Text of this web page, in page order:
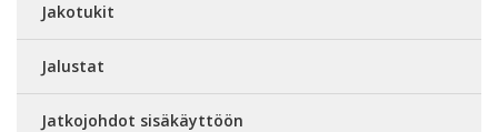
Jakotukit
Jalustat
Jatkojohdot sisäkäyttöön